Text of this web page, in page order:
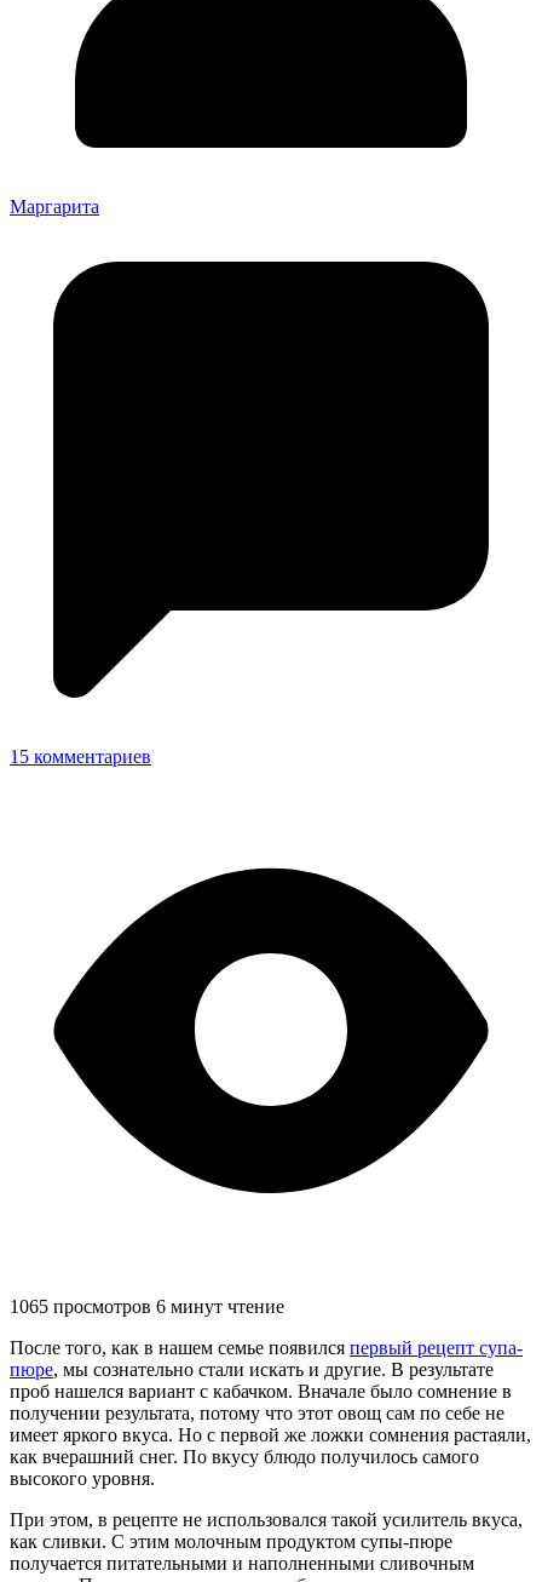
Маргарита
15 комментариев
1065 просмотров 6 минут чтение
После того, как в нашем семье появился первый рецепт супа-
пюре, мы сознательно стали искать и другие. В результате
проб нашелся вариант с кабачком. Вначале было сомнение в
получении результата, потому что этот овощ сам по себе не
имеет яркого вкуса. Но с первой же ложки сомнения растаяли,
как вчерашний снег. По вкусу блюдо получилось самого
высокого уровня.
При этом, в рецепте не использовался такой усилитель вкуса,
как сливки. С этим молочным продуктом супы-пюре
получается питательными и наполненными сливочным